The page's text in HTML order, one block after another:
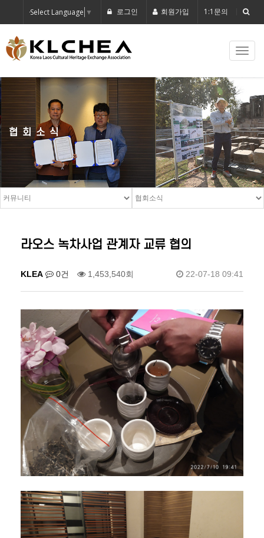
Select Language ▼ 로그인 회원가입 1:1문의
협회소식
라오스 녹차사업 관계자 교류 협의
KLEA 0건 1,453,540회 22-07-18 09:41